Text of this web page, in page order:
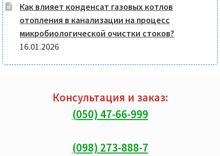
Как влияет конденсат газовых котлов
отопления в канализации на процесс
микробиологической очистки стоков?
16.01.2026
Консультация и заказ:
(050) 47-66-999
(098) 273-888-7